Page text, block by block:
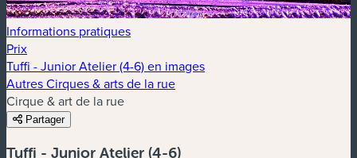
Informations pratiques
Prix
Tuffi - Junior Atelier (4-6) en images
Autres Cirques & arts de la rue
Cirque & art de la rue
Partager
Tuffi - Junior Atelier (4-6)